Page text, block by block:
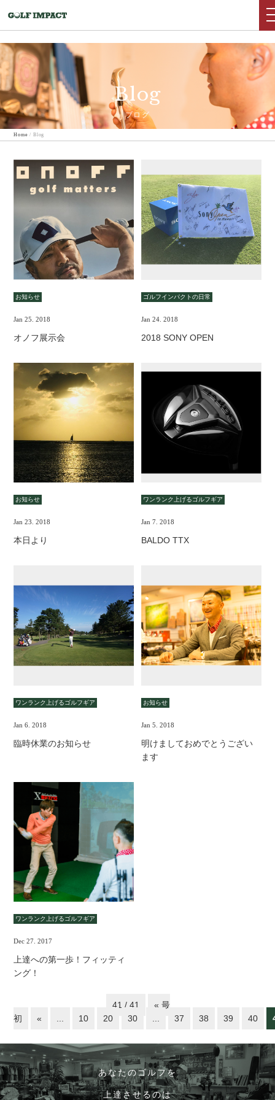
Blog
ブログ
Home / Blog
お知らせ
Jan 25. 2018
オノフ展示会
ゴルフインパクトの日常
Jan 24. 2018
2018 SONY OPEN
お知らせ
Jan 23. 2018
本日より
ワンランク上げるゴルフギア
Jan 7. 2018
BALDO TTX
ワンランク上げるゴルフギア
Jan 6. 2018
臨時休業のお知らせ
お知らせ
Jan 5. 2018
明けましておめでとうござい
ます
ワンランク上げるゴルフギア
Dec 27. 2017
上達への第一歩！フィッティ
ング！
41 / 41
« 最
初
« ... 10 20 30 ... 37 38 39 40
あなたのゴルフを
上達させるのは